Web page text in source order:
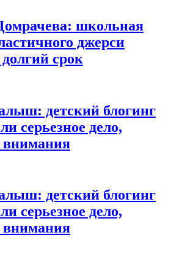
школьная
джерси
срок
детский блогинг
серьезное дело,
внимания
детский блогинг
серьезное дело,
внимания